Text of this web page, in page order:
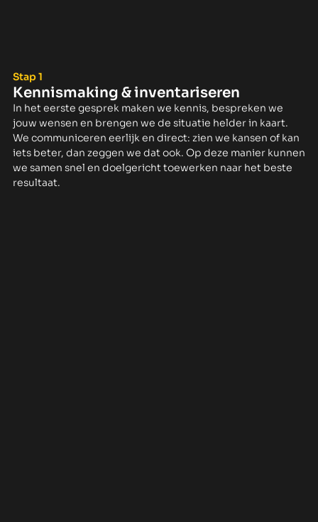
Stap 1
Kennismaking & inventariseren
In het eerste gesprek maken we kennis, bespreken we
jouw wensen en brengen we de situatie helder in kaart.
We communiceren eerlijk en direct: zien we kansen of kan
iets beter, dan zeggen we dat ook. Op deze manier kunnen
we samen snel en doelgericht toewerken naar het beste
resultaat.